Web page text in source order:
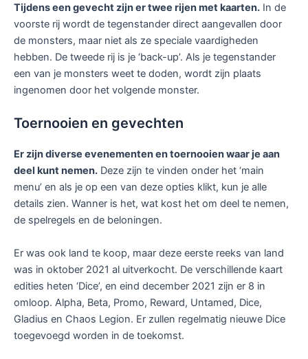
Tijdens een gevecht zijn er twee rijen met kaarten. In de
voorste rij wordt de tegenstander direct aangevallen door
de monsters, maar niet als ze speciale vaardigheden
hebben. De tweede rij is je ‘back-up’. Als je tegenstander
een van je monsters weet te doden, wordt zijn plaats
ingenomen door het volgende monster.
Toernooien en gevechten
Er zijn diverse evenementen en toernooien waar je aan
deel kunt nemen. Deze zijn te vinden onder het ‘main
menu’ en als je op een van deze opties klikt, kun je alle
details zien. Wanner is het, wat kost het om deel te nemen,
de spelregels en de beloningen.
Er was ook land te koop, maar deze eerste reeks van land
was in oktober 2021 al uitverkocht. De verschillende kaart
edities heten ‘Dice’, en eind december 2021 zijn er 8 in
omloop. Alpha, Beta, Promo, Reward, Untamed, Dice,
Gladius en Chaos Legion. Er zullen regelmatig nieuwe Dice
toegevoegd worden in de toekomst.